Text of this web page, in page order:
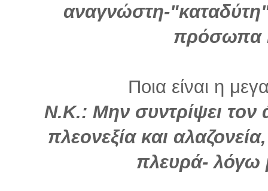
αναγνώστη-"καταδύτη"
πρόσωπα
Ποια είναι η
Ν.Κ.: Μην συντρίψει τον
πλεονεξία και
πλευρά- λόγω